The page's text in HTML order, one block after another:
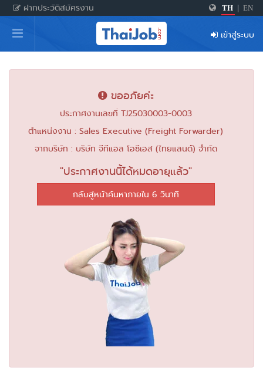
ฝากประวัติสมัครงาน TH EN
หน้าหลัก
ผู้สมัครงาน: เข้าสู่ระบบ
ฝากประวัติสมัครงาน
สำหรับผู้ประกอบการ
เข้าสู่ระบบ
ขออภัยค่ะ
ประกาศงานเลขที่ TJ25030003-0003
ตำแหน่งงาน : Sales Executive (Freight Forwarder)
จากบริษัท : บริษัท จีทีแอล โอซีเอส (ไทยแลนด์) จำกัด
"ประกาศงานนี้ได้หมดอายุแล้ว"
กลับสู่หน้าค้นหาภายใน 6 วินาที